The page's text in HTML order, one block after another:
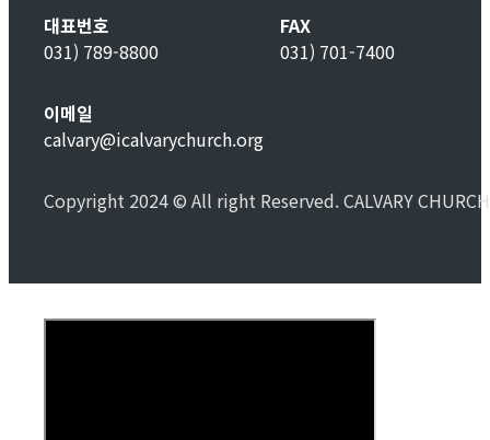
대표번호
031) 789-8800
FAX
031) 701-7400
이메일
calvary@icalvarychurch.org
Copyright 2024 © All right Reserved. CALVARY CHURCH